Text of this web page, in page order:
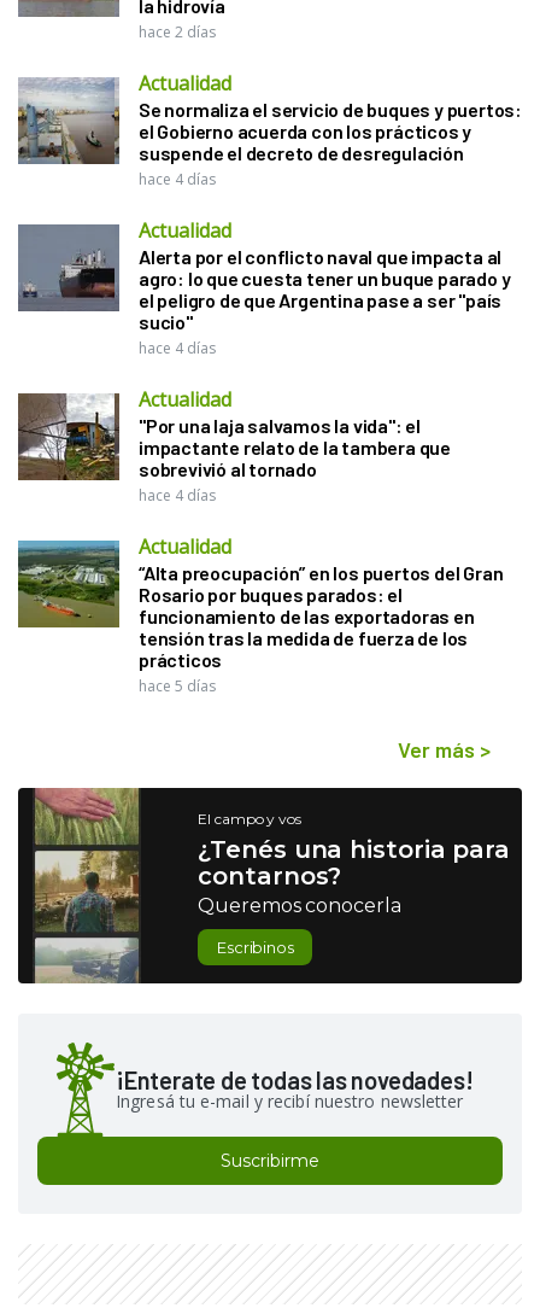
la hidrovía
hace 2 días
Actualidad
Se normaliza el servicio de buques y puertos:
el Gobierno acuerda con los prácticos y
suspende el decreto de desregulación
hace 4 días
Actualidad
Alerta por el conflicto naval que impacta al
agro: lo que cuesta tener un buque parado y
el peligro de que Argentina pase a ser "país
sucio"
hace 4 días
Actualidad
"Por una laja salvamos la vida": el
impactante relato de la tambera que
sobrevivió al tornado
hace 4 días
Actualidad
“Alta preocupación” en los puertos del Gran
Rosario por buques parados: el
funcionamiento de las exportadoras en
tensión tras la medida de fuerza de los
prácticos
hace 5 días
Ver más >
El campo y vos
¿Tenés una historia para
contarnos?
Queremos conocerla
Escribinos
¡Enterate de todas las novedades!
Ingresá tu e-mail y recibí nuestro newsletter
Suscribirme